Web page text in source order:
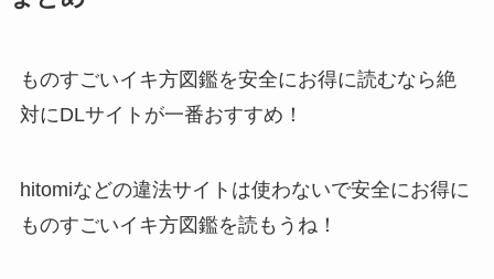
ものすごいイキ方図鑑を安全にお得に読むなら絶
対にDLサイトが一番おすすめ！
hitomiなどの違法サイトは使わないで安全にお得に
ものすごいイキ方図鑑を読もうね！